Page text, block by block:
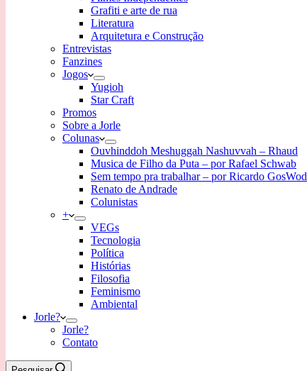
Grafiti e arte de rua
Literatura
Arquitetura e Construção
Entrevistas
Fanzines
Jogos
Yugioh
Star Craft
Promos
Sobre a Jorle
Colunas
Ouvhinddoh Meshuggah Nashuvvah – Rhaud
Musica de Filho da Puta – por Rafael Schwab
Sem tempo pra trabalhar – por Ricardo GosWod
Renato de Andrade
Colunistas
+
VEGs
Tecnologia
Política
Histórias
Filosofia
Feminismo
Ambiental
Jorle?
Jorle?
Contato